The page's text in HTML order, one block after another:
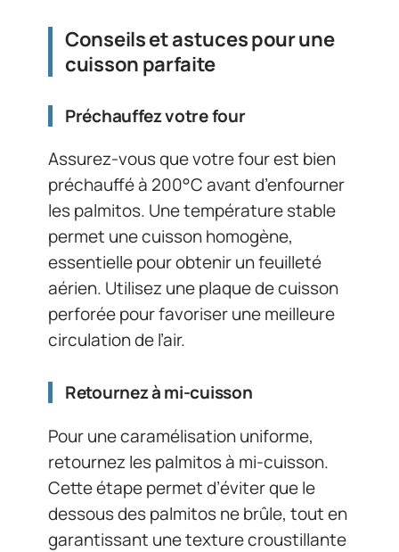
Conseils et astuces pour une
cuisson parfaite
Préchauffez votre four
Assurez-vous que votre four est bien
préchauffé à 200°C avant d’enfourner
les palmitos. Une température stable
permet une cuisson homogène,
essentielle pour obtenir un feuilleté
aérien. Utilisez une plaque de cuisson
perforée pour favoriser une meilleure
circulation de l’air.
Retournez à mi-cuisson
Pour une caramélisation uniforme,
retournez les palmitos à mi-cuisson.
Cette étape permet d’éviter que le
dessous des palmitos ne brûle, tout en
garantissant une texture croustillante